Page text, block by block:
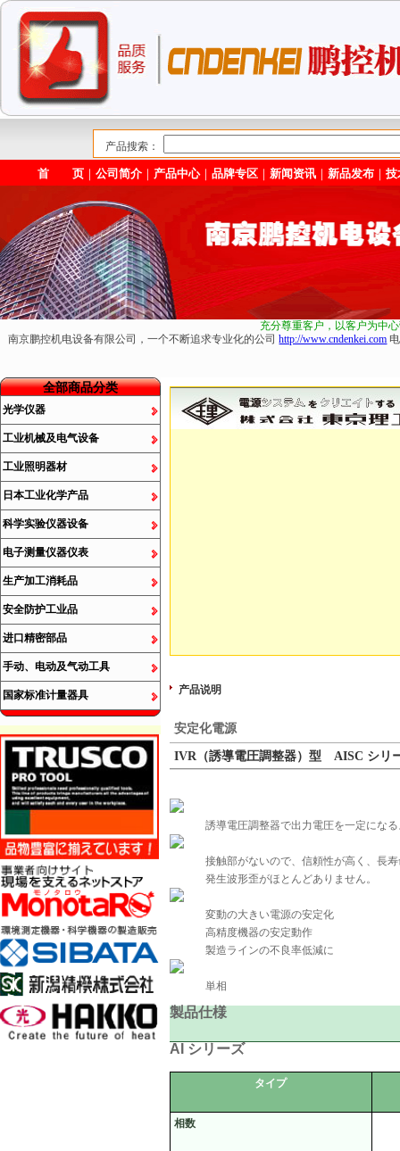
产品搜索：
首 页 ｜公司简介 ｜ 产品中心｜品牌专区 ｜新闻资讯 ｜新品发布 ｜技
充分尊重客户，以客户为中
南京鹏控机电设备有限公司，一个不断追求专业化的公司http://www.cndenkei.com
全部商品分类
光学仪器
工业机械及电气设备
工业照明器材
日本工业化学产品
科学实验仪器设备
电子测量仪器仪表
生产加工消耗品
安全防护工业品
进口精密部品
手动、电动及气动工具
国家标准计量器具 产品说明
安定化電源
IVR（誘導電圧調整器）型 AISC シリ
誘導電圧調整器で出力電圧を一定にな
接触部がないので、信頼性が高く、長
発生波形歪がほとんどありません。
変動の大きい電源の安定化
高精度機器の安定動作
製造ラインの不良率低減に
単相
製品仕様
AI シリーズ
タイプ
相数